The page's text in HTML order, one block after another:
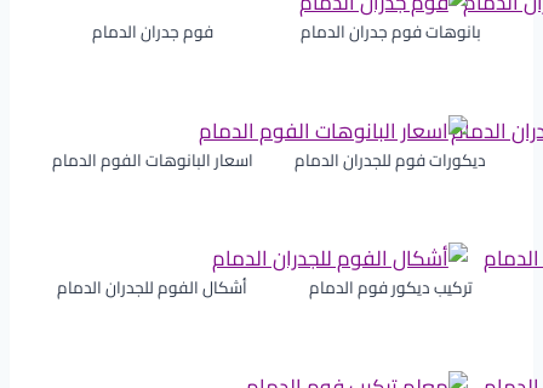
بانوهات فوم جدران الدمام فوم جدران الدمام
ديكورات فوم للجدران الدمام اسعار البانوهات الفوم الدمام
تركيب ديكور فوم الدمام أشكال الفوم للجدران الدمام